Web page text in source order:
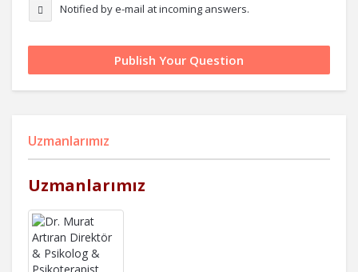
Notified by e-mail at incoming answers.
Uzmanlarımız
Uzmanlarımız